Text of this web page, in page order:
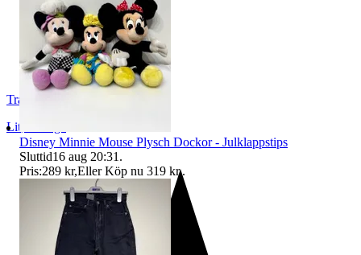
Tradestore
Lit
Disney Minnie Mouse Plysch Dockor - Julklappstips
Sluttid16 aug 20:31 .
Pris:289 kr,Eller Köp nu 319 kr,.